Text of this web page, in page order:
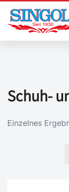
Zum
Inhalt
springen
Schuh-
Einzelnes